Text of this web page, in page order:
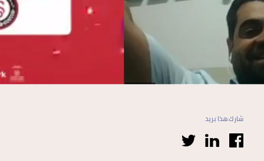
الكبرى
أوروبا
شارك هذا بريد